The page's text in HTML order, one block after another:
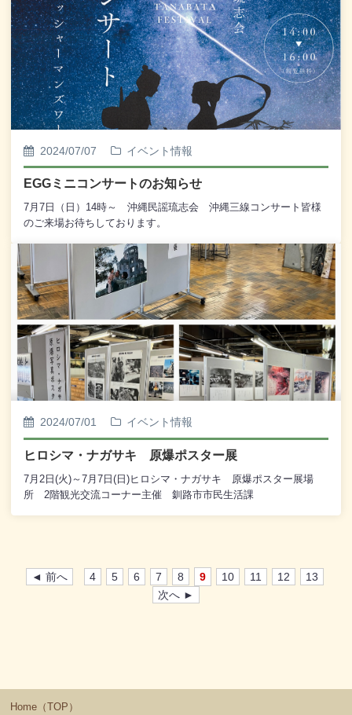
2024/07/07 イベント情報
EGGミニコンサートのお知らせ
7月7日（日）14時～ 沖縄民謡琉志会 沖縄三線コンサート皆様
のご来場お待ちしております。
2024/07/01 イベント情報
ヒロシマ・ナガサキ 原爆ポスター展
7月2日(火)～7月7日(日)ヒロシマ・ナガサキ 原爆ポスター展場
所 2階観光交流コーナー主催 釧路市市民生活課
◄ 前へ 4 5 6 7 8 9 10 11 12
13
次へ ►
Home（TOP）